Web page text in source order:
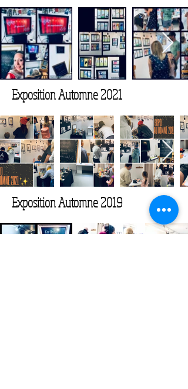
Exposition Automne 2021
Exposition Automne 2019